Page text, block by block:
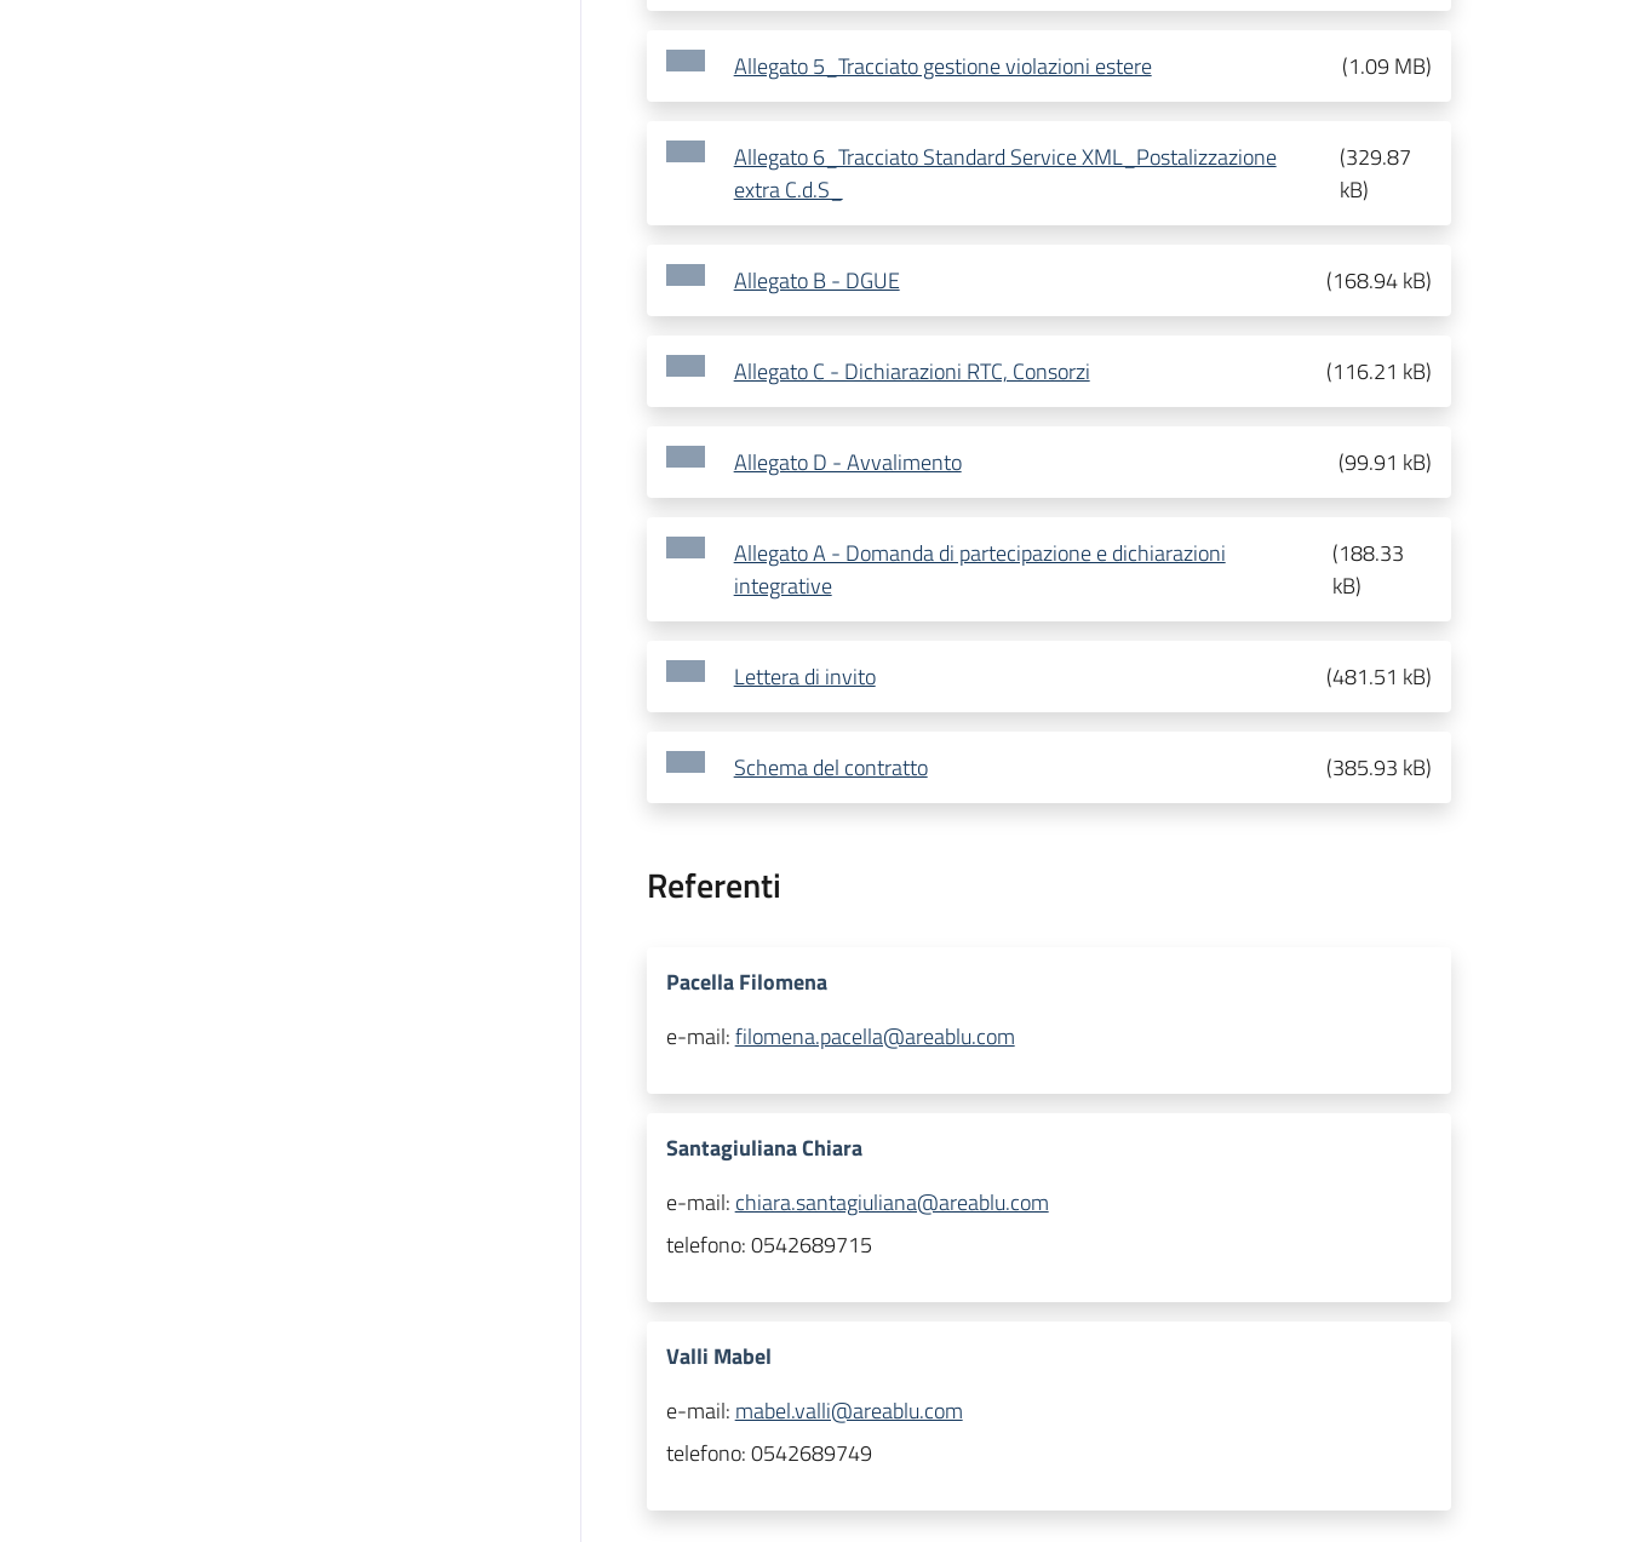
Allegato 5_Tracciato gestione violazioni estere (1.09 MB)
Allegato 6_Tracciato Standard Service XML_Postalizzazione
extra C.d.S_
(329.87
kB)
Allegato B - DGUE (168.94 kB)
Allegato C - Dichiarazioni RTC, Consorzi (116.21 kB)
Allegato D - Avvalimento (99.91 kB)
Allegato A - Domanda di partecipazione e dichiarazioni
integrative
(188.33
kB)
Lettera di invito (481.51 kB)
Schema del contratto (385.93 kB)
Referenti
Pacella Filomena
e-mail:filomena.pacella@areablu.com
Santagiuliana Chiara
e-mail: chiara.santagiuliana@areablu.com
telefono:0542689715
Valli Mabel
e-mail: mabel.valli@areablu.com
telefono:0542689749